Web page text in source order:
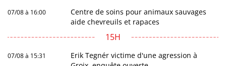
07/08 à 16:00
Centre de soins pour animaux sauvages
aide chevreuils et rapaces
15H
07/08 à 15:31
Erik Tegnér victime d'une agression à